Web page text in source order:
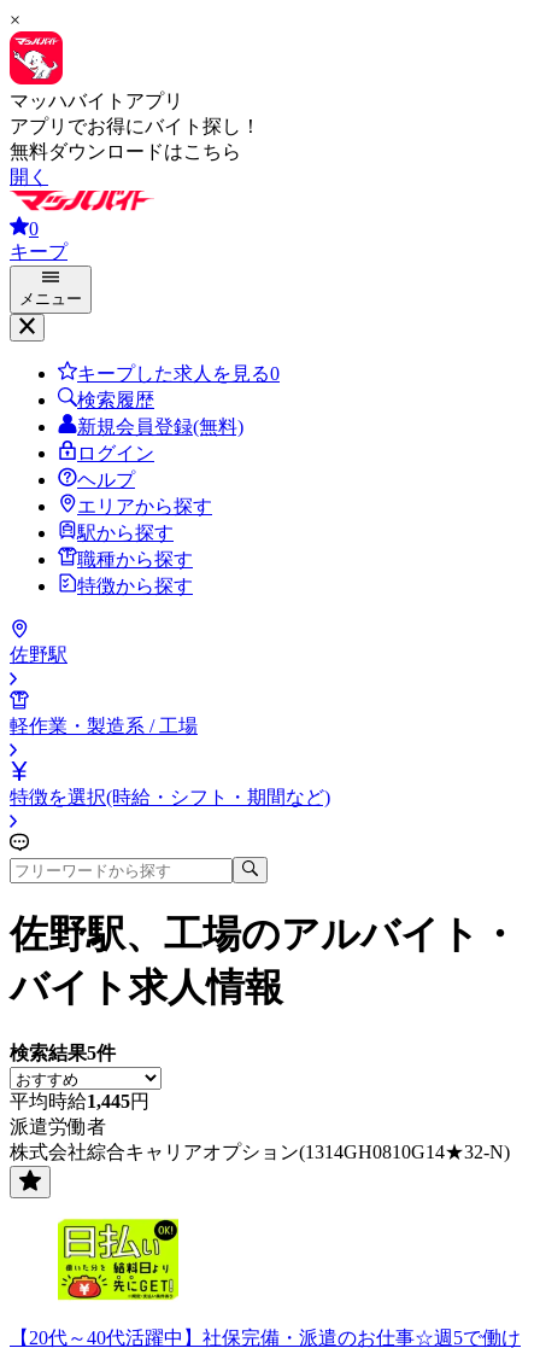
×
マッハバイトアプリ
アプリでお得にバイト探し！
無料ダウンロードはこちら
開く
0
キープ
メニュー
キープした求人を見る0
検索履歴
新規会員登録(無料)
ログイン
ヘルプ
エリアから探す
駅から探す
職種から探す
特徴から探す
佐野駅
軽作業・製造系 / 工場
特徴を選択(時給・シフト・期間など)
佐野駅、工場のアルバイト・
バイト求人情報
検索結果5件
平均時給1,445円
派遣労働者
株式会社綜合キャリアオプション(1314GH0810G14★32-N)
【20代～40代活躍中】社保完備・派遣のお仕事☆週5で働け